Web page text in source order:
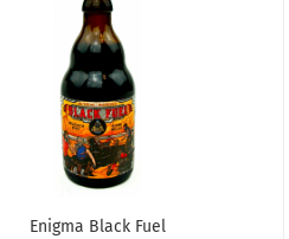
Enigma Black Fuel